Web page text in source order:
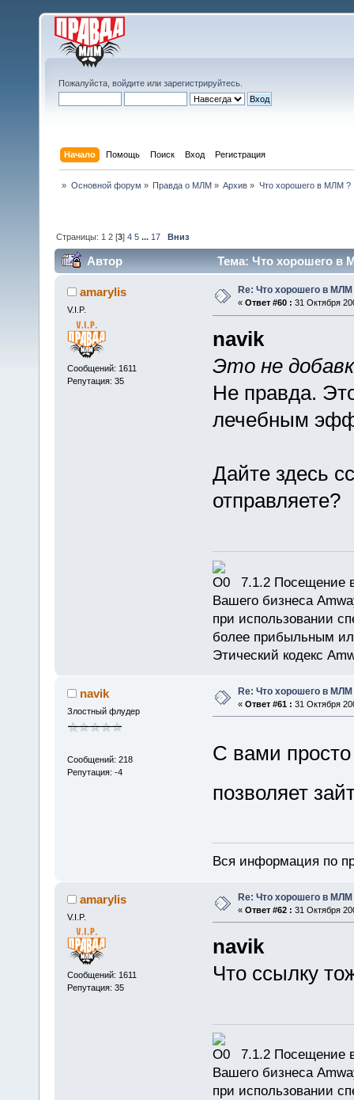
Пожалуйста, войдите или зарегистрируйтесь
Начало Помощь Поиск Вход Регистрация
» Основной форум » Правда о МЛМ » Архив » Что хорошего в МЛМ ?
Страницы: 1 2 [3]4 5 ... 17 Вниз
Автор Тема: Что хорошего в
amarylis
V.I.P.
Сообщений: 1611
Репутация: 35
Re: Что хорошего в МЛМ
« Ответ #60 : 31 Октября
navik
Это не
Не правда.
лечебным
Дайте здесь
отправляете?
7.1.2 Посещение
Вашего бизнеса
при использовании
более прибыльным
Этический кодекс
navik
Злостный флудер
Сообщений: 218
Репутация: -4
Re: Что хорошего в МЛМ
« Ответ #61 : 31 Октября
С вами
позволяет
Вся информация по
amarylis
V.I.P.
Сообщений: 1611
Репутация: 35
Re: Что хорошего в МЛМ
« Ответ #62 : 31 Октября
navik
Что ссылку
7.1.2 Посещение
Вашего бизнеса
при использовании